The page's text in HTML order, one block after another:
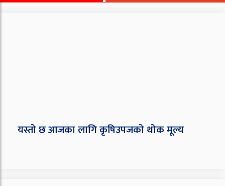
यस्तो छ आजका लागि कृषिउपजको थोक मूल्य